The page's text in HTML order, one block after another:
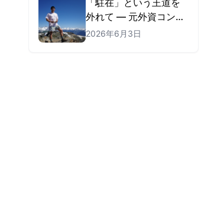
「駐在」という王道を
外れて — 元外資コンサ
ルがMatch
2026年6月3日